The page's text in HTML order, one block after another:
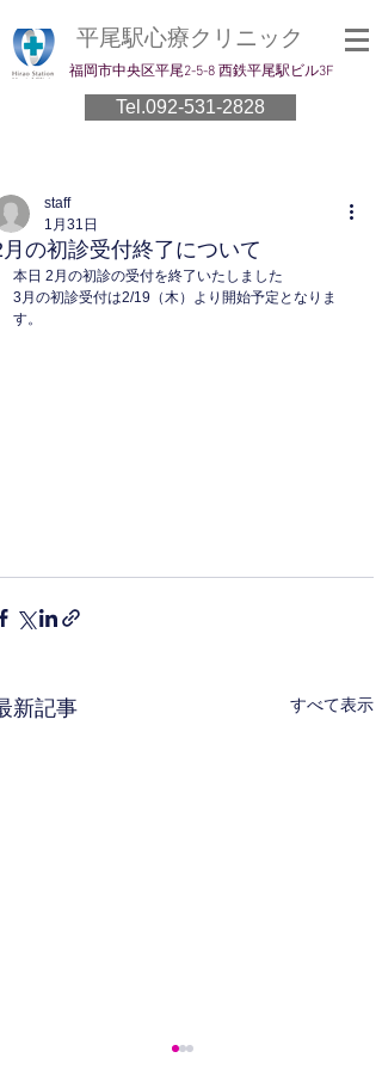
平尾駅心療クリニック
​福岡市中央区平尾2-5-8 西鉄平尾駅ビル3F
Tel.092-531-2828
の初診受付終了について
staff
1月31日
本日 2月の初診の受付を終了いたしました
3月の初診受付は2/19（木）より開始予定となりま
す。
新記事 すべて表示